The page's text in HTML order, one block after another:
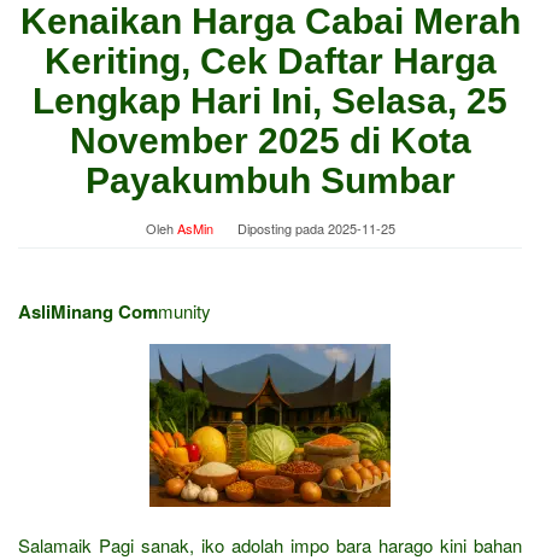
Kenaikan Harga Cabai Merah
Keriting, Cek Daftar Harga
Lengkap Hari Ini, Selasa, 25
November 2025 di Kota
Payakumbuh Sumbar
OlehAsMin Diposting pada2025-11-25
AsliMinang Community
Salamaik Pagi sanak, iko adolah impo bara harago kini bahan